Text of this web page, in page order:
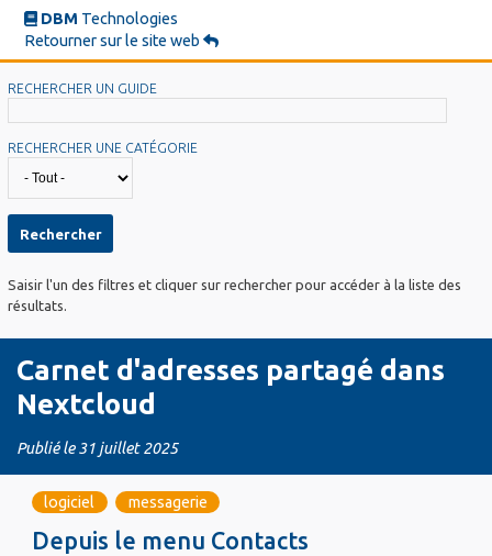
Aller DBM Technologies
Retourner sur le site web
RECHERCHER UN GUIDE
RECHERCHER UNE CATÉGORIE
Saisir l'un des filtres et cliquer sur rechercher pour accéder à la liste des
résultats.
Carnet d'adresses partagé dans
Nextcloud
Publié le31 juillet 2025
logiciel
messagerie
titre
Depuis le menu Contacts